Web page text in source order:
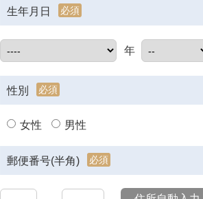
生年月日 必須
年
性別 必須
女性 男性
郵便番号(半角) 必須